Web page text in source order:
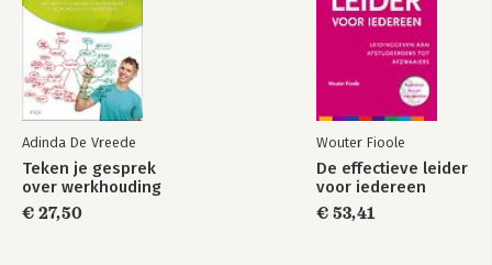
Adinda De Vreede
Teken je gesprek
over werkhouding
€ 27,50
Wouter Fioole
De effectieve leider
voor iedereen
€ 53,41